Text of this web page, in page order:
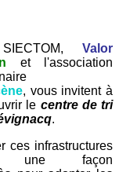
Valor
et l'association
, vous invitent à
le centre de tri
.
ces infrastructures
une façon